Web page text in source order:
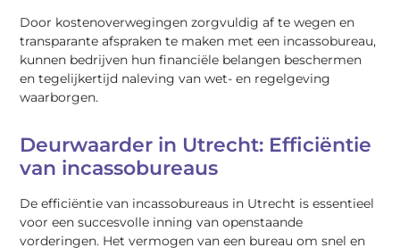
Door kostenoverwegingen zorgvuldig af te wegen en
transparante afspraken te maken met een incassobureau,
kunnen bedrijven hun financiële belangen beschermen
en tegelijkertijd naleving van wet- en regelgeving
waarborgen.
Deurwaarder in Utrecht: Efficiëntie
van incassobureaus
De efficiëntie van incassobureaus in Utrecht is essentieel
voor een succesvolle inning van openstaande
vorderingen. Het vermogen van een bureau om snel en